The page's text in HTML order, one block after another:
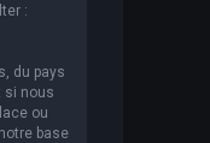
:
du pays
si nous
ou
base